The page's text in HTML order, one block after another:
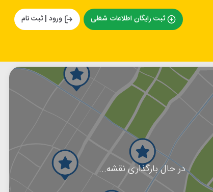
ثبت رایگان اطلاعات شغلی ورود | ثبت نام
در حال بارگذاری نقشه...